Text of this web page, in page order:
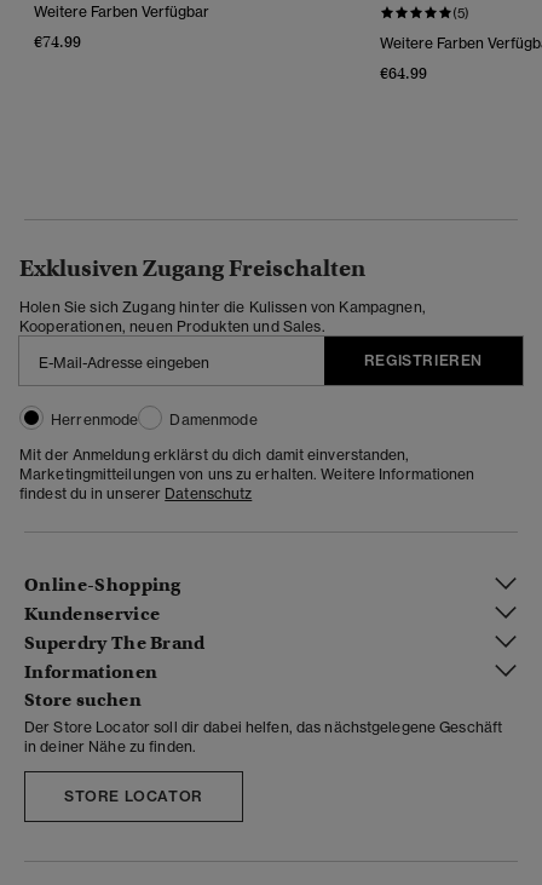
Weitere Farben Verfügbar
€74.99
(5)
Weitere Farben
€64.99
Exklusiven Zugang Freischalten
Holen Sie sich Zugang hinter die Kulissen von Kampagnen,
Kooperationen, neuen Produkten und Sales.
REGISTRIEREN
Herrenmode
Damenmode
Mit der Anmeldung erklärst du dich damit einverstanden,
Marketingmitteilungen von uns zu erhalten. Weitere Informationen
findest du in unserer Datenschutz
Online-Shopping
Kundenservice
Superdry The Brand
Informationen
Store suchen
Der Store Locator soll dir dabei helfen, das nächstgelegene Geschäft
in deiner Nähe zu finden.
STORE LOCATOR